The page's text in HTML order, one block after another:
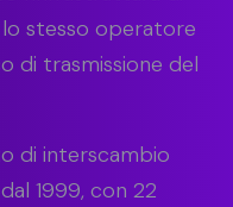
stesso operatore
di trasmissione del
di interscambio
1999, con 22